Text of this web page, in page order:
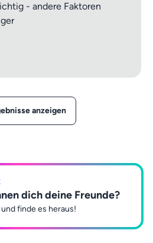
- andere Faktoren
anzeigen
dich deine Freunde?
finde es heraus!